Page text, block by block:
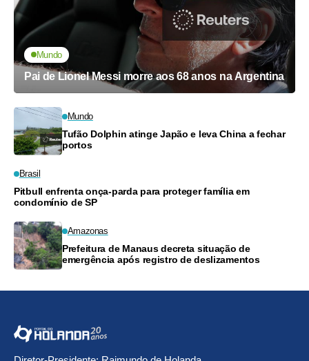
Mundo
Pai de Lionel Messi morre aos 68 anos na Argentina
Mundo
Tufão Dolphin atinge Japão e leva China a fechar
portos
Brasil
Pitbull enfrenta onça-parda para proteger família em
condomínio de SP
Amazonas
Prefeitura de Manaus decreta situação de
emergência após registro de deslizamentos